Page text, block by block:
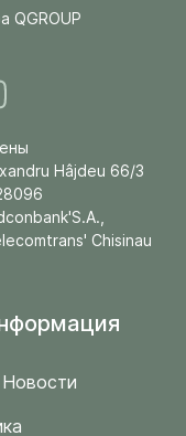
QGROUP
Hâjdeu 66/3
Chisinau